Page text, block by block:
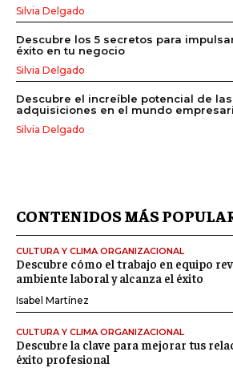
Silvia Delgado
Descubre los 5 secretos para
éxito en tu negocio
Silvia Delgado
Descubre el increíble potencial de
adquisiciones en el mundo
Silvia Delgado
CONTENIDOS MÁS
CULTURA Y CLIMA ORGANIZACIONAL
Descubre cómo el trabajo en equipo
ambiente laboral y alcanza el éxito
Isabel Martínez
CULTURA Y CLIMA ORGANIZACIONAL
Descubre la clave para mejorar tus
éxito profesional